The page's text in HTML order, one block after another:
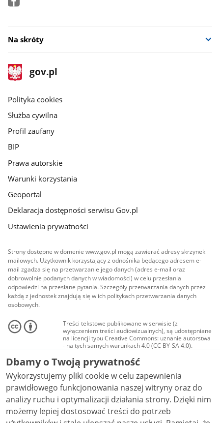
Na skróty
stopka
gov.pl
Strona
gov.pl
gov.pl
Polityka cookies
Służba cywilna
Profil zaufany
BIP
Prawa autorskie
Warunki korzystania
Geoportal
Deklaracja dostępności serwisu Gov.pl
Ustawienia prywatności
Strony dostępne w domenie www.gov.pl mogą zawierać adresy skrzynek
mailowych. Użytkownik korzystający z odnośnika będącego adresem e-
mail zgadza się na przetwarzanie jego danych (adres e-mail oraz
dobrowolnie podanych danych w wiadomości) w celu przesłania
odpowiedzi na przesłane pytania. Szczegóły przetwarzania danych przez
każdą z jednostek znajdują się w ich politykach przetwarzania danych
osobowych.
Treści tekstowe publikowane w serwisie (z
wyłączeniem treści audiowizualnych), są udostępniane
na licencji typu Creative Commons: uznanie autorstwa
- na tych samych warunkach 4.0 (CC BY-SA 4.0).
Materiały audiowizualne, w tym zdjęcia, materiały
audio i wideo, są udostępniane na licencji typu
Creative Commons: uznanie autorstwa użycie
niekomercyjne - bez utworów zależnych 4.0 (CC BY-
NC-ND 4.0), o ile nie jest to stwierdzone inaczej.
Dbamy o Twoją prywatność
Wykorzystujemy pliki cookie w celu zapewnienia
prawidłowego funkcjonowania naszej witryny oraz do
analizy ruchu i optymalizacji działania strony. Dzięki nim
możemy lepiej dostosować treści do potrzeb